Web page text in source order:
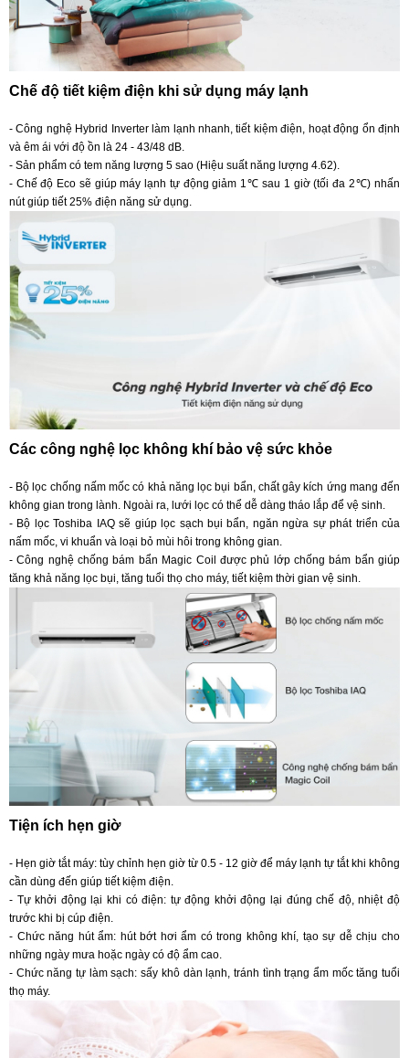
Chế độ tiết kiệm điện khi sử dụng máy lạnh
- Công nghệ Hybrid Inverter làm lạnh nhanh, tiết kiệm điện, hoạt động ổn định
và êm ái với độ ồn là 24 - 43/48 dB.
- Sản phẩm có tem năng lượng 5 sao (Hiệu suất năng lượng 4.62).
- Chế độ Eco sẽ giúp máy lạnh tự động giảm 1℃ sau 1 giờ (tối đa 2℃) nhấn
nút giúp tiết 25% điện năng sử dụng.
Các công nghệ lọc không khí bảo vệ sức khỏe
- Bộ lọc chống nấm mốc có khả năng lọc bụi bẩn, chất gây kích ứng mang đến
không gian trong lành. Ngoài ra, lưới lọc có thể dễ dàng tháo lắp để vệ sinh.
- Bộ lọc Toshiba IAQ sẽ giúp lọc sạch bụi bẩn, ngăn ngừa sự phát triển của
nấm mốc, vi khuẩn và loại bỏ mùi hôi trong không gian.
- Công nghệ chống bám bẩn Magic Coil được phủ lớp chống bám bẩn giúp
tăng khả năng lọc bụi, tăng tuổi thọ cho máy, tiết kiệm thời gian vệ sinh.
Tiện ích hẹn giờ
- Hẹn giờ tắt máy: tùy chỉnh hẹn giờ từ 0.5 - 12 giờ để máy lạnh tự tắt khi không
cần dùng đến giúp tiết kiệm điện.
- Tự khởi động lại khi có điện: tự động khởi động lại đúng chế độ, nhiệt độ
trước khi bị cúp điện.
- Chức năng hút ẩm: hút bớt hơi ẩm có trong không khí, tạo sự dễ chịu cho
những ngày mưa hoặc ngày có độ ẩm cao.
- Chức năng tự làm sạch: sấy khô dàn lạnh, tránh tình trạng ẩm mốc tăng tuổi
thọ máy.